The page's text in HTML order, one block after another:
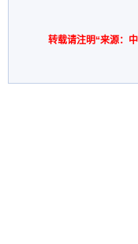
转载请注明“来源：中